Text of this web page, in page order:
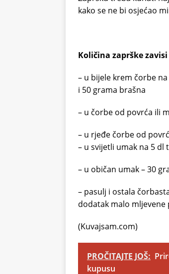
kako se ne bi osjećao
Količina zaprške
– u bijele krem čorbe
i 50 grama brašna
– u čorbe od povrća ili
– u rjeđe čorbe od
– u svijetli umak na 5 dl
– u običan umak – 30
– pasulj i ostala
dodatak malo mljevene
(Kuvajsam.com)
PROČITAJTE JOŠ:
kupusu